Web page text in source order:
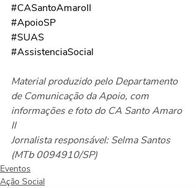
#CASantoAmaroII
#ApoioSP
#SUAS
#AssistenciaSocial
Material produzido pelo Departamento
de Comunicação da Apoio, com
informações e foto do CA Santo Amaro
II
Jornalista responsável: Selma Santos
(MTb 0094910/SP)
Eventos
Ação Social